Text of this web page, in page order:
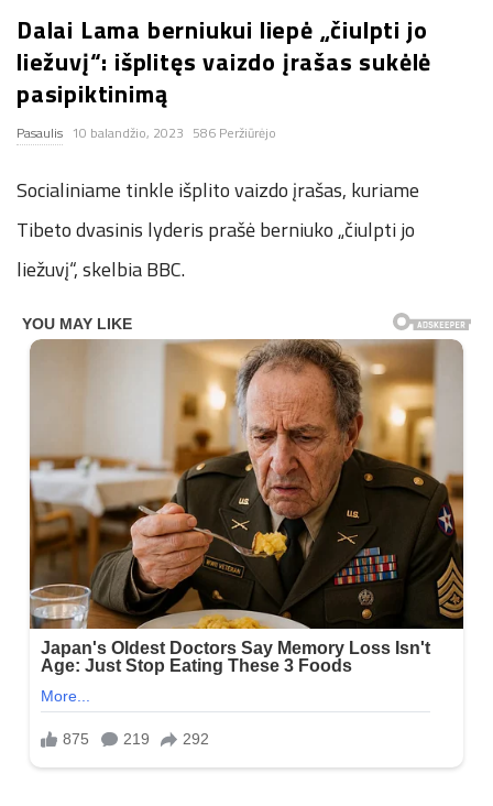
n
.
n
e
t
Dalai Lama berniukui liepė „čiulpti jo
liežuvį“: išplitęs vaizdo įrašas sukėlė
pasipiktinimą
Pasaulis 10 balandžio, 2023 586 Peržiūrėjo
Socialiniame tinkle išplito vaizdo įrašas, kuriame
Tibeto dvasinis lyderis prašė berniuko „čiulpti jo
liežuvį“, skelbia BBC.